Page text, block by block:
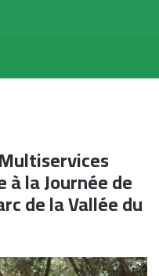
la Journée de
de la Vallée du